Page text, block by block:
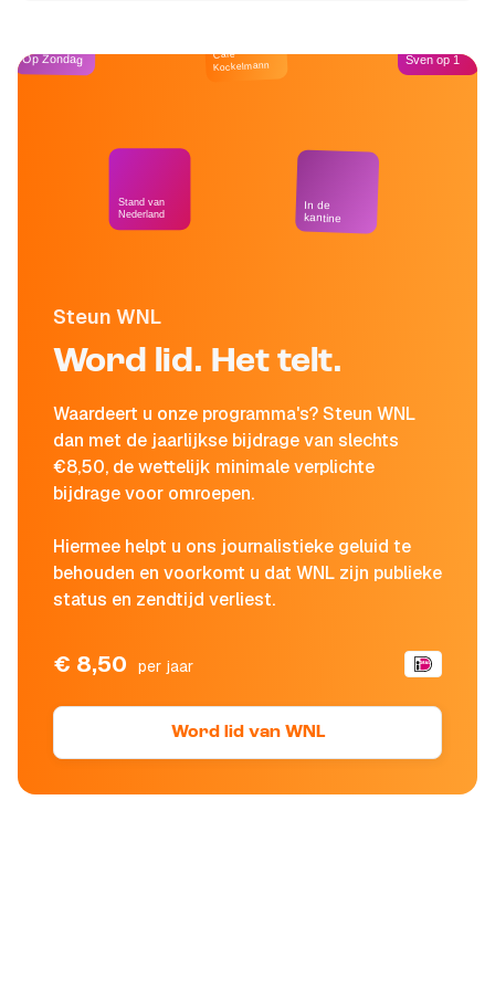
Steun WNL
Word lid. Het telt.
Waardeert u onze programma's? Steun WNL
dan met de jaarlijkse bijdrage van slechts
€8,50, de wettelijk minimale verplichte
bijdrage voor omroepen.
Hiermee helpt u ons journalistieke geluid te
behouden en voorkomt u dat WNL zijn publieke
status en zendtijd verliest.
€ 8,50 per jaar
Word lid van WNL
Op Zondag
Stand van
Nederland
Café
Kockelmann
In de
kantine
Sven op 1